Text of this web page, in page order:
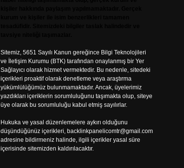
Sitemiz, 5651 Sayılı Kanun gereğince Bilgi Teknolojileri
ve İletişim Kurumu (BTK) tarafından onaylanmış bir Yer
Sağlayıcı olarak hizmet vermektedir. Bu nedenle, sitedeki
içerikleri proaktif olarak denetleme veya araştırma
yükümlülüğümüz bulunmamaktadır. Ancak, üyelerimiz
yazdıkları içeriklerin sorumluluğunu taşımakta olup, siteye
üye olarak bu sorumluluğu kabul etmiş sayılırlar.
Hukuka ve yasal düzenlemelere aykırı olduğunu
düşündüğünüz içerikleri, backlinkpanelicomtr@gmail.com
adresine bildirmeniz halinde, ilgili içerikler yasal süre
içerisinde sitemizden kaldırılacaktır.